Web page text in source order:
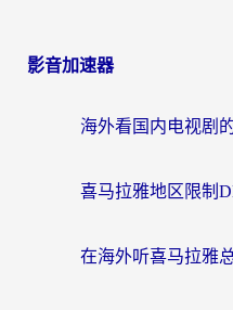
影音加速器